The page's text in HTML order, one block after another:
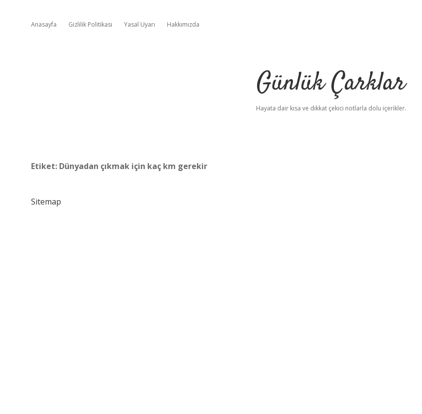
Anasayfa Gizlilik Politikası Yasal Uyarı Hakkımızda
Günlük Çarklar
Hayata dair kısa ve dikkat çekici notlarla dolu içerikler.
Etiket: Dünyadan çıkmak için kaç km gerekir
Sitemap